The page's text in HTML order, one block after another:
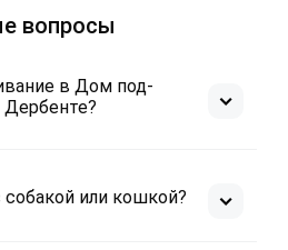
вопросы
в Дом под-
или кошкой?